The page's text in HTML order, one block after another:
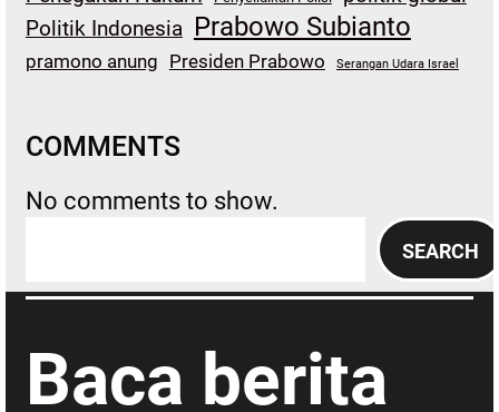
Politik Indonesia Prabowo Subianto
pramono anung Presiden Prabowo Serangan Udara Israel
COMMENTS
No comments to show.
a
c
SEARCH
Baca berita